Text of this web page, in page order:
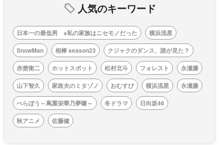
人気のキーワード
日本一の最低男 ※私の家族はニセモノだった
横浜流星
SnowMan
相棒 season23
クジャクのダンス、誰が見た？
赤楚衛二
ホットスポット 松村北斗 フォレスト
永瀬廉
山下智久
家政夫のミタゾノ おむすび 横浜流星
永瀬廉
べらぼう～蔦重栄華乃夢噺～
冬ドラマ
日向坂46
秋アニメ
佐藤健